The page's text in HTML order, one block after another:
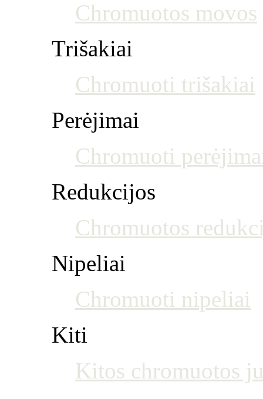
Chromuotos movos
Trišakiai
Chromuoti trišakiai
Perėjimai
Chromuoti
Redukcijos
Chromuotos
Nipeliai
Chromuoti nipeliai
Kiti
Kitos chromuotos